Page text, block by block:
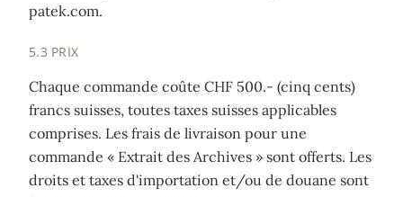
patek.com.
5.3 PRIX
Chaque commande coûte CHF 500.- (cinq cents)
francs suisses, toutes taxes suisses applicables
comprises. Les frais de livraison pour une
commande « Extrait des Archives » sont offerts. Les
droits et taxes d'importation et/ou de douane sont